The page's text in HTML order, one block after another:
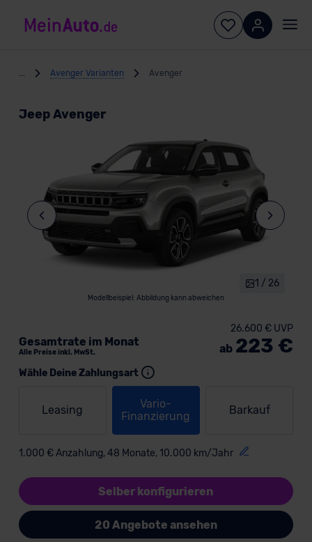
Avenger Varianten Avenger
Jeep Avenger
Modellbeispiel: Abbildung kann abweichen
1 / 26
Wähle Deine Zahlungsart
Leasing
Vario-
Finanzierung
Barkauf
1.000 € Anzahlung, 48 Monate, 10.000 km/Jahr
Gesamtrate im Monat
Alle Preise inkl. MwSt.
26.600 € UVP
ab 223 €
Selber konfigurieren
20 Angebote ansehen